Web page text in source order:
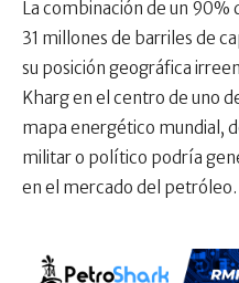
La combinación de un
31 millones de barriles de
su posición geográfica
Kharg en el centro de uno
mapa energético mundial,
militar o político podría
en el mercado del petróleo.